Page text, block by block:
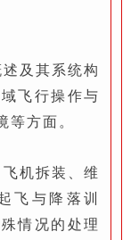
及其系统构
飞行操作与
等方面。
机拆装、维
飞与降落训
情况的处理